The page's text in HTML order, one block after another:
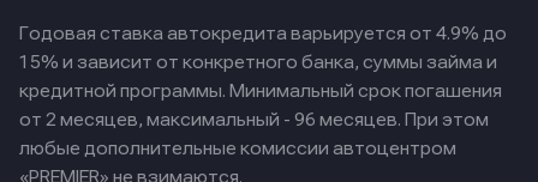
Годовая ставка автокредита варьируется от 4.9% до
15% и зависит от конкретного банка, суммы займа и
кредитной программы. Минимальный срок погашения
от 2 месяцев, максимальный - 96 месяцев. При этом
любые дополнительные комиссии автоцентром
«PREMIER» не взимаются.